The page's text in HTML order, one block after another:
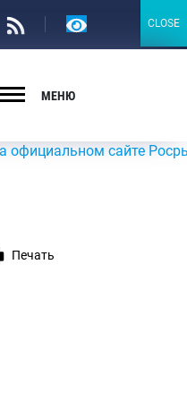
Версия
МЕНЮ
сайте
Печать
CLOSE
CLOSE